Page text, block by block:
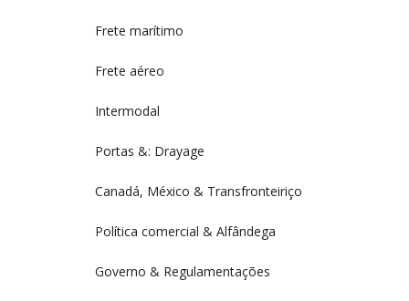
Frete marítimo
Frete aéreo
Intermodal
Portas &: Drayage
Canadá, México & Transfronteiriço
Política comercial & Alfândega
Governo & Regulamentações